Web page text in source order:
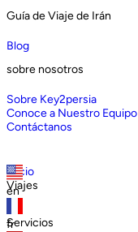
Guía de Viaje de Irán
Blog
sobre nosotros
Sobre Key2persia
Conoce a Nuestro Equipo
Contáctanos
Inicio
Viajes
Servicios
en
fr